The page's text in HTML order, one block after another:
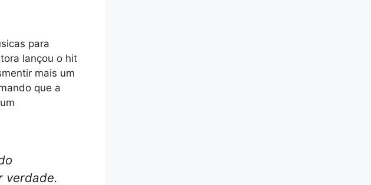
para
lançou o hit
mais um
que a
verdade.